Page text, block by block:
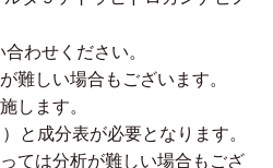
わせください。
難しい場合もございます。
します。
と成分表が必要となります。
ては分析が難しい場合もござ